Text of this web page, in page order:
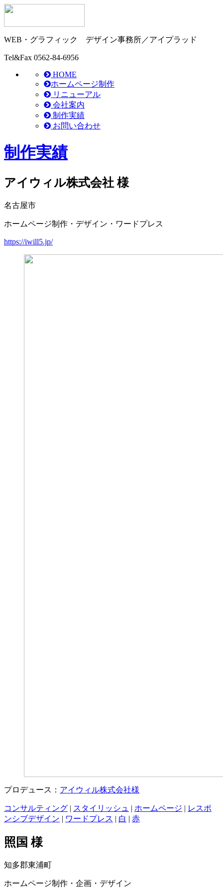
WEB・グラフィック デザイン事務所／アイプラッド
Tel&Fax 0562-84-6956
HOME
ホームページ制作
リニューアル
会社案内
制作実績
お問い合わせ
制作実績
アイウィル株式会社 様
名古屋市
ホームページ制作・デザイン・ワードプレス
https://iwill5.jp/
プロデュース： アイウィル株式会社様
コンサルティング | スタイリッシュ | ホームページ | レスポ
ンシブデザイン | ワードプレス | 白 | 赤
照国 様
知多郡東浦町
ホームページ制作・企画・デザイン